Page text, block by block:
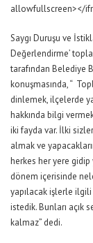
allowfullscreen></
Saygı Duruşu ve
Değerlendirme’
tarafından Belediye
konuşmasında, “
dinlemek, ilçelerde
hakkında bilgi
iki fayda var. İlki
almak ve
herkes her yere gidip
dönem içerisinde
yapılacak işlerle
istedik. Bunları açık
kalmaz” dedi.